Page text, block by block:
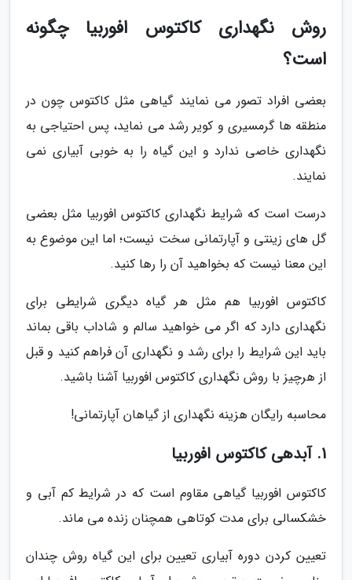
روش نگهداری کاکتوس افوربیا چگونه
است؟
بعضی افراد تصور می نمایند گیاهی مثل کاکتوس چون در
منطقه ها گرمسیری و کویر رشد می نماید، پس احتیاجی به
نگهداری خاصی ندارد و این گیاه را به خوبی آبیاری نمی
نمایند.
درست است که شرایط نگهداری کاکتوس افوربیا مثل بعضی
گل های زینتی و آپارتمانی سخت نیست؛ اما این موضوع به
این معنا نیست که بخواهید آن را رها کنید.
کاکتوس افوربیا هم مثل هر گیاه دیگری شرایطی برای
نگهداری دارد که اگر می خواهید سالم و شاداب باقی بماند
باید این شرایط را برای رشد و نگهداری آن فراهم کنید و قبل
از هرچیز با روش نگهداری کاکتوس افوربیا آشنا باشید.
محاسبه رایگان هزینه نگهداری از گیاهان آپارتمانی!
1. آبدهی کاکتوس افوربیا
کاکتوس افوربیا گیاهی مقاوم است که در شرایط کم آبی و
خشکسالی برای مدت کوتاهی همچنان زنده می ماند.
تعیین کردن دوره آبیاری تعیین برای این گیاه روش چندان